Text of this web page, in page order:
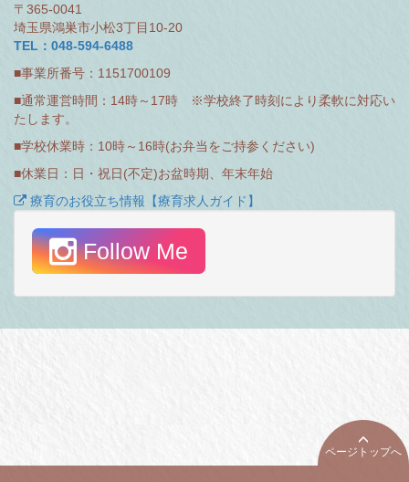
〒365-0041
埼玉県鴻巣市小松3丁目10-20
TEL：048-594-6488
■事業所番号：1151700109
■通常運営時間：14時～17時 ※学校終了時刻により柔軟に対応い
たします。
■学校休業時：10時～16時(お弁当をご持参ください)
■休業日：日・祝日(不定)お盆時期、年末年始
療育のお役立ち情報【療育求人ガイド】
Follow Me
ページトップへ